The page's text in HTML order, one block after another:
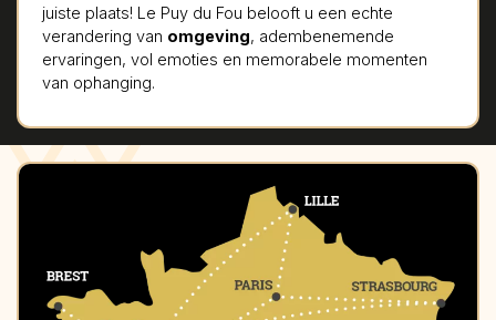
juiste plaats! Le Puy du Fou belooft u een echte
verandering van omgeving, adembenemende
ervaringen, vol emoties en memorabele momenten
van ophanging.